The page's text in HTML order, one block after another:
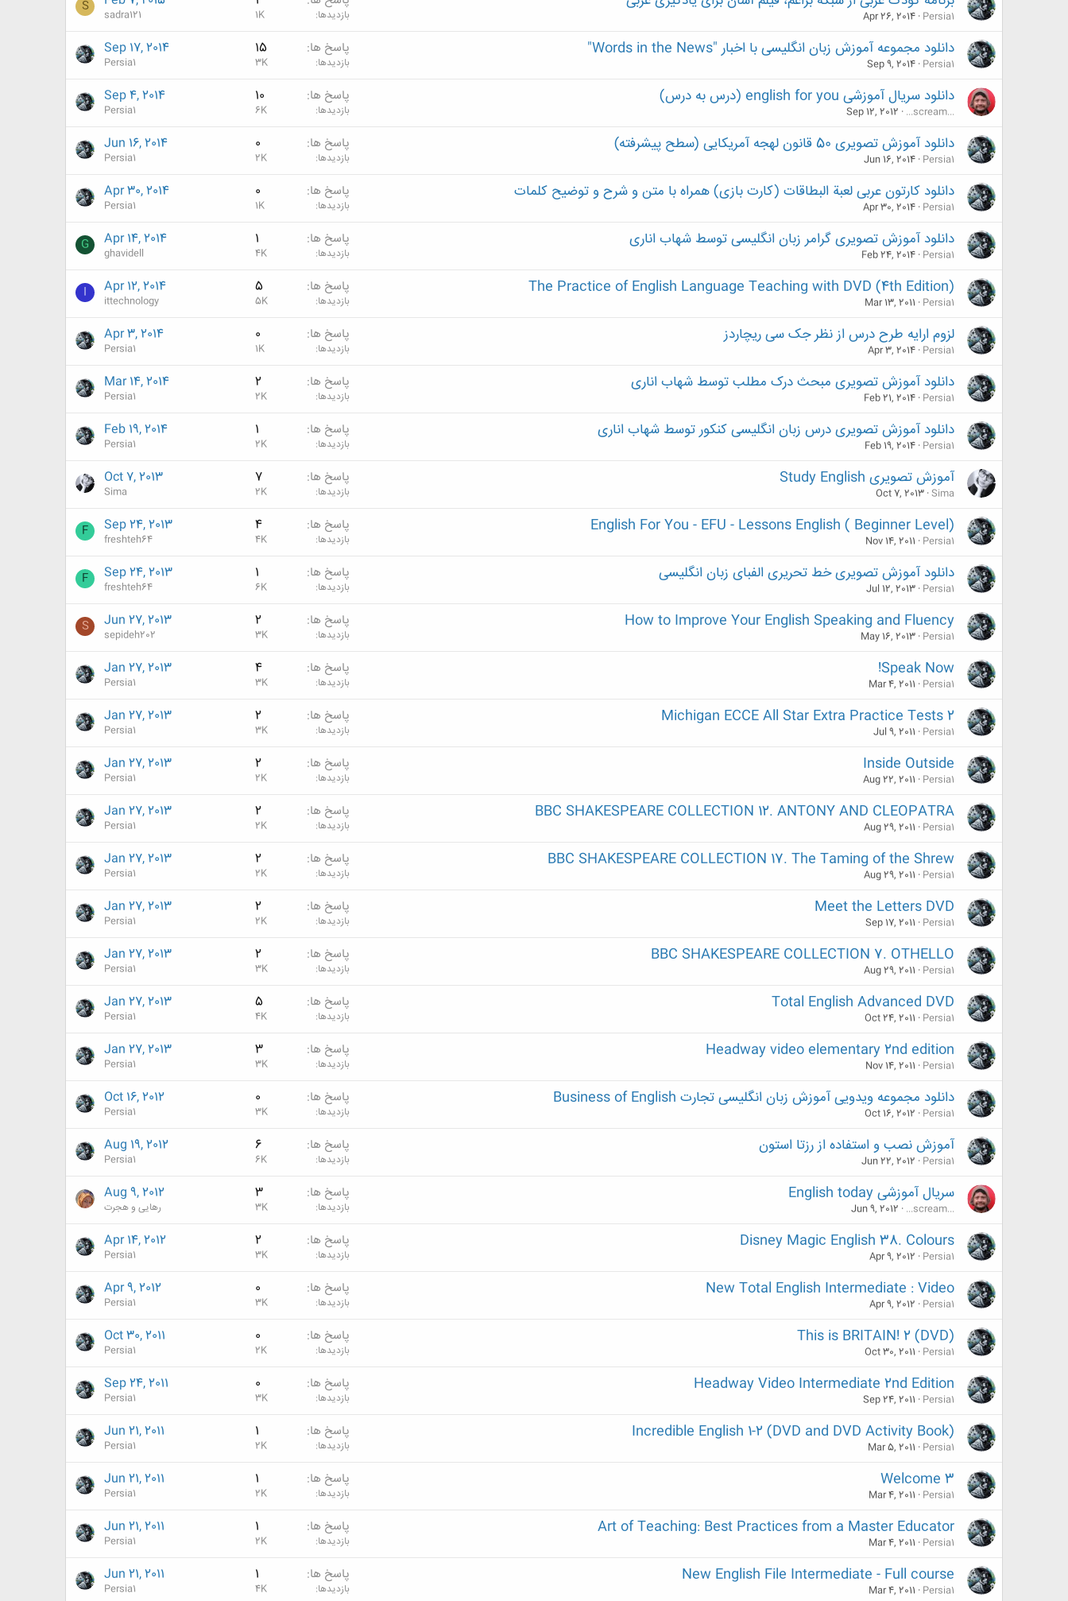
Persia1
Apr 26, 2014 بازدیدها 1K
sadra121
S
دانلود مجموعه آموزش زبان انگلیسی با اخبار "Words in the News"
Persia1
Sep 9, 2014
پاسخ ها 15
بازدیدها 3K
Sep 17, 2014
Persia1
دانلود سریال آموزشی english for you (درس به درس)
...scream...
Sep 12, 2012
پاسخ ها 10
بازدیدها 6K
Sep 4, 2014
Persia1
دانلود آموزش تصویری 50 قانون لهجه آمریکایی (سطح پیشرفته)
Persia1
Jun 16, 2014
پاسخ ها 0
بازدیدها 2K
Jun 16, 2014
Persia1
دانلود کارتون عربی لعبة البطاقات (کارت بازی) همراه با متن و شرح و توضیح کلمات
Persia1
Apr 30, 2014
پاسخ ها 0
بازدیدها 1K
Apr 30, 2014
Persia1
دانلود آموزش تصویری گرامر زبان انگلیسی توسط شهاب اناری
Persia1
Feb 24, 2014
پاسخ ها 1
بازدیدها 4K
Apr 14, 2014
ghavidell
G
The Practice of English Language Teaching with DVD (4th Edition)
Persia1
Mar 13, 2011
پاسخ ها 5
بازدیدها 5K
Apr 12, 2014
ittechnology
I
لزوم ارایه طرح درس از نظر جک سی ریچاردز
Persia1
Apr 3, 2014
پاسخ ها 0
بازدیدها 1K
Apr 3, 2014
Persia1
دانلود آموزش تصویری مبحث درک مطلب توسط شهاب اناری
Persia1
Feb 21, 2014
پاسخ ها 2
بازدیدها 2K
Mar 14, 2014
Persia1
دانلود آموزش تصویری درس زبان انگلیسی کنکور توسط شهاب اناری
Persia1
Feb 19, 2014
پاسخ ها 1
بازدیدها 2K
Feb 19, 2014
Persia1
آموزش تصویری Study English
Sima
Oct 7, 2013
پاسخ ها 7
بازدیدها 2K
Oct 7, 2013
Sima
English For You - EFU - Lessons English ( Beginner Level)
Persia1
Nov 14, 2011
پاسخ ها 4
بازدیدها 4K
Sep 24, 2013
freshteh64
F
دانلود آموزش تصویری خط تحریری الفبای زبان انگلیسی
Persia1
Jul 12, 2013
پاسخ ها 1
بازدیدها 6K
Sep 24, 2013
freshteh64
F
How to Improve Your English Speaking and Fluency
Persia1
May 16, 2013
پاسخ ها 2
بازدیدها 3K
Jun 27, 2013
sepideh202
S
Speak Now!
Persia1
Mar 4, 2011
پاسخ ها 4
بازدیدها 3K
Jan 27, 2013
Persia1
Michigan ECCE All Star Extra Practice Tests 2
Persia1
Jul 9, 2011
پاسخ ها 2
بازدیدها 3K
Jan 27, 2013
Persia1
Inside Outside
Persia1
Aug 22, 2011
پاسخ ها 2
بازدیدها 2K
Jan 27, 2013
Persia1
BBC SHAKESPEARE COLLECTION 12. ANTONY AND CLEOPATRA
Persia1
Aug 29, 2011
پاسخ ها 2
بازدیدها 2K
Jan 27, 2013
Persia1
BBC SHAKESPEARE COLLECTION 17. The Taming of the Shrew
Persia1
Aug 29, 2011
پاسخ ها 2
بازدیدها 2K
Jan 27, 2013
Persia1
Meet the Letters DVD
Persia1
Sep 17, 2011
پاسخ ها 2
بازدیدها 2K
Jan 27, 2013
Persia1
BBC SHAKESPEARE COLLECTION 7. OTHELLO
Persia1
Aug 29, 2011
پاسخ ها 2
بازدیدها 3K
Jan 27, 2013
Persia1
Total English Advanced DVD
Persia1
Oct 24, 2011
پاسخ ها 5
بازدیدها 4K
Jan 27, 2013
Persia1
Headway video elementary 2nd edition
Persia1
Nov 14, 2011
پاسخ ها 3
بازدیدها 3K
Jan 27, 2013
Persia1
دانلود مجموعه ویدویی آموزش زبان انگلیسی تجارت Business of English
Persia1
Oct 16, 2012
پاسخ ها 0
بازدیدها 3K
Oct 16, 2012
Persia1
آموزش نصب و استفاده از رزتا استون
Persia1
Jun 22, 2012
پاسخ ها 6
بازدیدها 6K
Aug 19, 2012
Persia1
سریال آموزشی English today
...scream...
Jun 9, 2012
پاسخ ها 3
بازدیدها 3K
Aug 9, 2012
رهایی و هجرت
Disney Magic English 38. Colours
Persia1
Apr 9, 2012
پاسخ ها 2
بازدیدها 3K
Apr 14, 2012
Persia1
New Total English Intermediate : Video
Persia1
Apr 9, 2012
پاسخ ها 0
بازدیدها 3K
Apr 9, 2012
Persia1
This is BRITAIN! 2 (DVD)
Persia1
Oct 30, 2011
پاسخ ها 0
بازدیدها 2K
Oct 30, 2011
Persia1
Headway Video Intermediate 2nd Edition
Persia1
Sep 24, 2011
پاسخ ها 0
بازدیدها 3K
Sep 24, 2011
Persia1
Incredible English 1-2 (DVD and DVD Activity Book)
Persia1
Mar 5, 2011
پاسخ ها 1
بازدیدها 2K
Jun 21, 2011
Persia1
Welcome 3
Persia1
Mar 4, 2011
پاسخ ها 1
بازدیدها 2K
Jun 21, 2011
Persia1
Art of Teaching: Best Practices from a Master Educator
Persia1
Mar 4, 2011
پاسخ ها 1
بازدیدها 2K
Jun 21, 2011
Persia1
New English File Intermediate - Full course
Persia1
Mar 4, 2011
پاسخ ها 1
بازدیدها 4K
Jun 21, 2011
Persia1